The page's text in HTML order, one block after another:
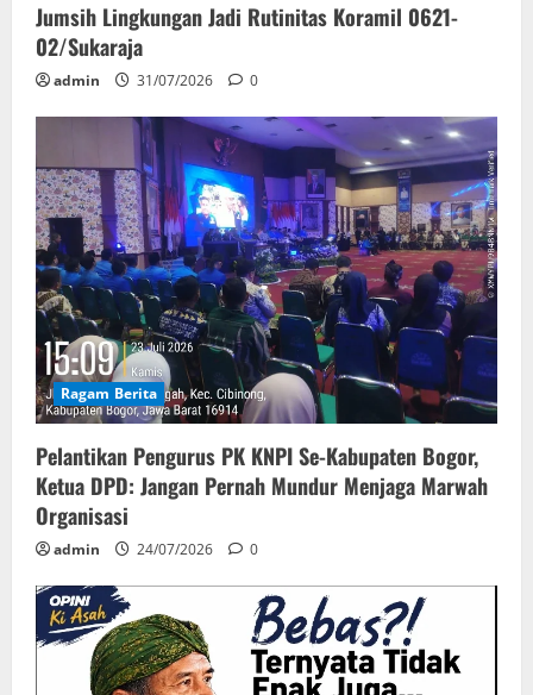
Jumsih Lingkungan Jadi Rutinitas Koramil 0621-
02/Sukaraja
admin 31/07/2026 0
Ragam Berita
Pelantikan Pengurus PK KNPI Se-Kabupaten Bogor,
Ketua DPD: Jangan Pernah Mundur Menjaga Marwah
Organisasi
admin 24/07/2026 0